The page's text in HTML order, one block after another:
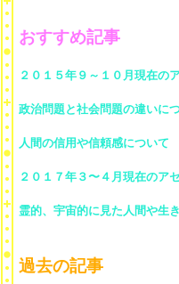
おすすめ記事
２０１５年９～１０月現在
政治問題と社会問題の違いに
人間の信用や信頼感について
２０１７年３〜４月現在の
霊的、宇宙的に見た人間や生
過去の記事